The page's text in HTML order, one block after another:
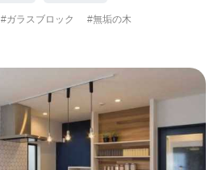
#ガラスブロック
#無垢の木